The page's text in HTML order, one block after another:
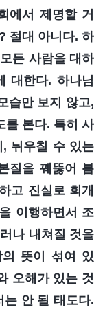
에서 제명할 거
절대 아니다. 하
든 사람을 대하
대한다. 하나님
습만 보지 않고,
를 본다. 특히 사
뉘우칠 수 있는
질을 꿰뚫어 봄
고 진실로 회개
이행하면서 조
나 내쳐질 것을
의 뜻이 섞여 있
오해가 있는 것
는 안 될 태도다.